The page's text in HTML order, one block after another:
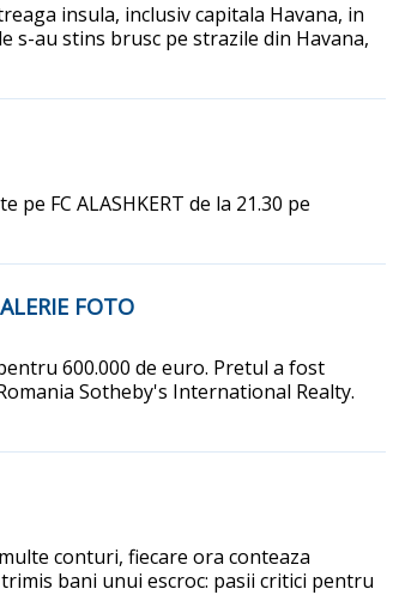
insula, inclusiv capitala Havana, in
s-au stins brusc pe strazile din Havana,
FC ALASHKERT de la 21.30 pe
FOTO
600.000 de euro. Pretul a fost
Sotheby's International Realty.
conturi, fiecare ora conteaza
bani unui escroc: pasii critici pentru